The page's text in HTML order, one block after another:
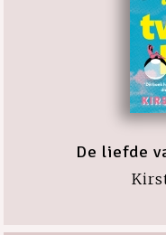
De liefde